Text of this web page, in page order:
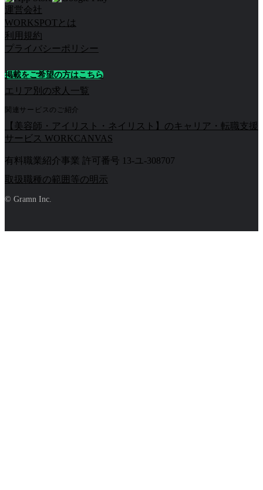
運営会社
WORKSPOTとは
利用規約
プライバシーポリシー
掲載をご希望の方はこちら
エリア別の求人一覧
関連サービスのご紹介
【美容師・アイリスト・ネイリスト】のキャリア・転職支援
サービス WORKCANVAS
有料職業紹介事業 許可番号 13-ユ-308707
取扱職種の範囲等の明示
© Gramn Inc.